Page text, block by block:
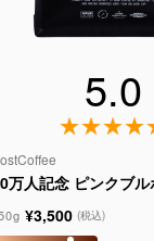
5.0
万人記念 ピンクブ
¥3,500 (税込)